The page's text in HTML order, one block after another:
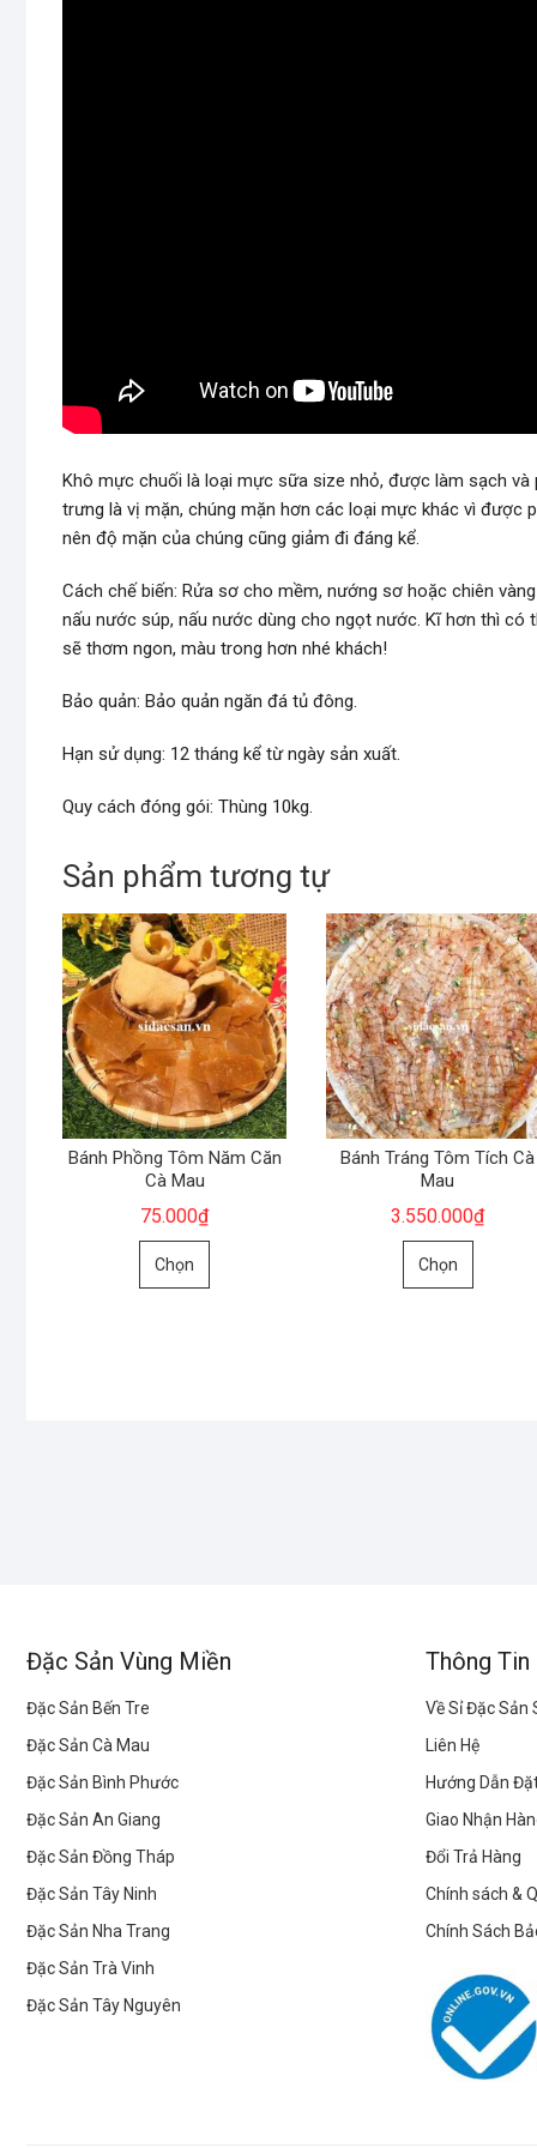
Khô mực chuối là loại mực sữa size nhỏ, được làm sạch
trưng là vị mặn, chúng mặn hơn các loại mực khác vì được
nên độ mặn của chúng cũng giảm đi đáng kể.
Cách chế biến: Rửa sơ cho mềm, nướng sơ hoặc chiên
nấu nước súp, nấu nước dùng cho ngọt nước. Kĩ hơn thì
sẽ thơm ngon, màu trong hơn nhé khách!
Bảo quản: Bảo quản ngăn đá tủ đông.
Hạn sử dụng: 12 tháng kể từ ngày sản xuất.
Quy cách đóng gói: Thùng 10kg.
Sản phẩm tương tự
Bánh Phồng Tôm Năm Căn
Cà Mau
75.000₫
Chọn
Sản
trên
Bánh Tráng Tôm Tích Cà
Mau
3.550.000₫
Chọn
Sản
trên
trang
sản
phẩm
Đặc Sản Vùng Miền
Đặc Sản Bến Tre
Đặc Sản Cà Mau
Đặc Sản Bình Phước
Đặc Sản An Giang
Đặc Sản Đồng Tháp
Đặc Sản Tây Ninh
Đặc Sản Nha Trang
Đặc Sản Trà Vinh
Đặc Sản Tây Nguyên
Thông
Về Sỉ Đặc Sản
Liên Hệ
Hướng Dẫn
Giao Nhận
Đổi Trả Hàng
Chính sách &
Chính Sách